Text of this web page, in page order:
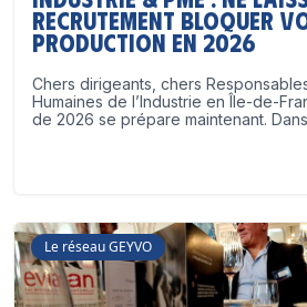
recrutement bloquer
production en 2026
Chers dirigeants, chers
Humaines de l’Industrie en Île-de-
de 2026 se prépare maintenant.
Le réseau GEYVO